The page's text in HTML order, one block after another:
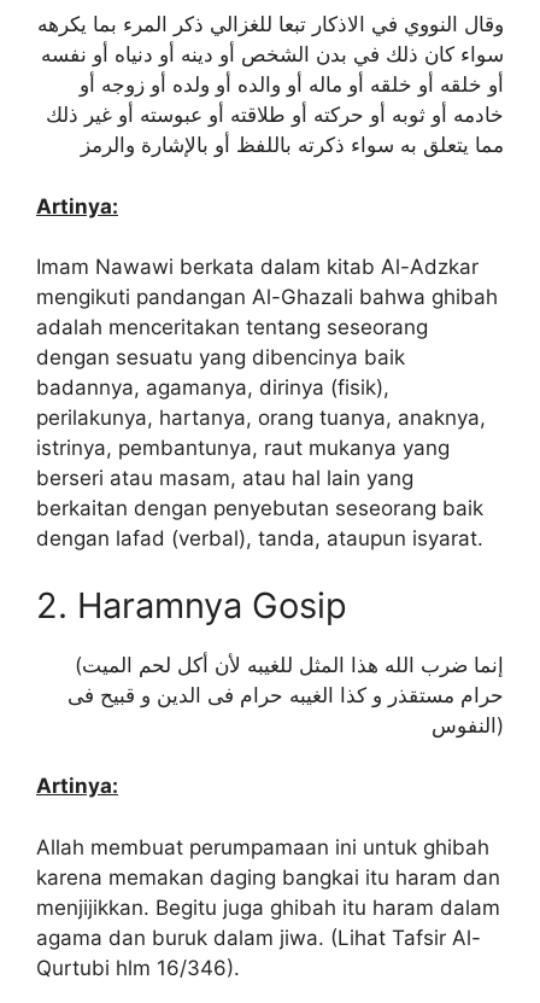
وقال النووي في الاذكار تبعا للغزالي ذكر المرء بما يكرهه
سواء كان ذلك في بدن الشخص أو دينه أو دنياه أو نفسه
أو خلقه أو خلقه أو ماله أو والده أو ولده أو زوجه أو
خادمه أو ثوبه أو حركته أو طلاقته أو عبوسته أو غير ذلك
مما يتعلق به سواء ذكرته باللفظ أو بالإشارة والرمز
Artinya:
Imam Nawawi berkata dalam kitab Al-Adzkar
mengikuti pandangan Al-Ghazali bahwa ghibah
adalah menceritakan tentang seseorang
dengan sesuatu yang dibencinya baik
badannya, agamanya, dirinya (fisik),
perilakunya, hartanya, orang tuanya, anaknya,
istrinya, pembantunya, raut mukanya yang
berseri atau masam, atau hal lain yang
berkaitan dengan penyebutan seseorang baik
dengan lafad (verbal), tanda, ataupun isyarat.
2. Haramnya Gosip
(إنما ضرب الله هذا المثل للغيبه لأن أكل لحم الميت
حرام مستقذر و كذا الغيبه حرام فى الدين و قبيح فى
النفوس)
Artinya:
Allah membuat perumpamaan ini untuk ghibah
karena memakan daging bangkai itu haram dan
menjijikkan. Begitu juga ghibah itu haram dalam
agama dan buruk dalam jiwa. (Lihat Tafsir Al-
Qurtubi hlm 16/346).